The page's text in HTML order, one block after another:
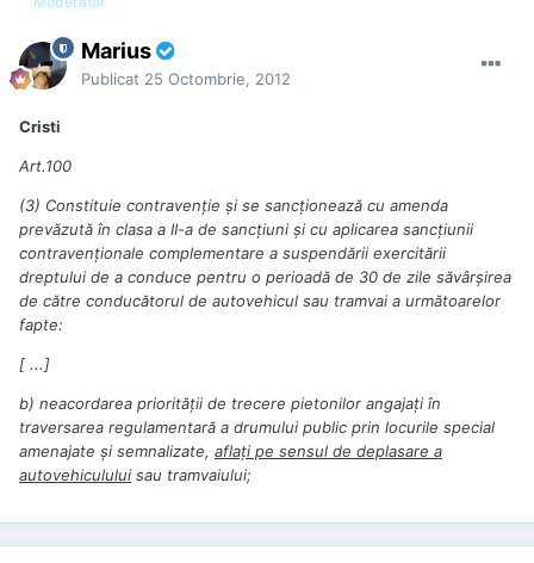
Marius
Publicat 25 Octombrie, 2012
Cristi
Art.100
(3) Constituie contravenţie şi se sancţionează cu amenda
prevăzută în clasa a II-a de sancţiuni şi cu aplicarea sancţiunii
contravenţionale complementare a suspendării exercitării
dreptului de a conduce pentru o perioadă de 30 de zile săvârşirea
de către conducătorul de autovehicul sau tramvai a următoarelor
fapte:
[ ...]
b) neacordarea priorităţii de trecere pietonilor angajaţi în
traversarea regulamentară a drumului public prin locurile special
amenajate şi semnalizate, aflaţi pe sensul de deplasare a
autovehiculului sau tramvaiului;